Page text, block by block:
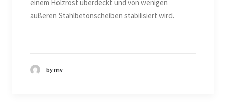
einem Holzrost überdeckt und von wenigen
äußeren Stahlbetonscheiben stabilisiert wird.
by mv